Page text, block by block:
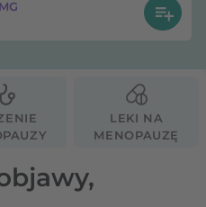
LEKI NA
MENOPAUZĘ